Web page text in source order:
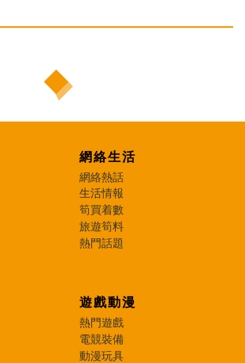
網絡生活
網絡熱話
生活情報
筍買着數
旅遊筍料
熱門話題
遊戲動漫
熱門遊戲
電競裝備
動漫玩具